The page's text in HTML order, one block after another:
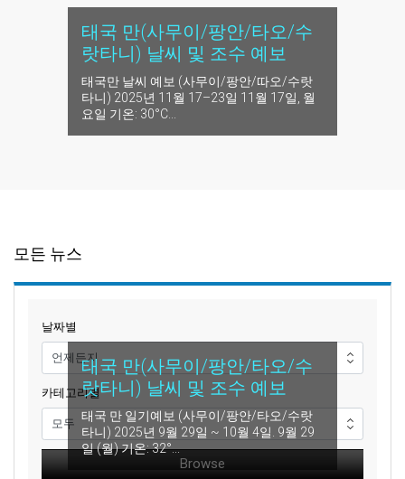
태국 만(사무이/팡안/타오/수
랏타니) 날씨 및 조수 예보
태국만 날씨 예보 (사무이/팡안/따오/수랏
타니) 2025년 11월 17–23일 11월 17일, 월
요일 기온: 30°C...
태국 만(사무이/팡안/타오/수
랏타니) 날씨 및 조수 예보
태국 만 일기예보 (사무이/팡안/타오/수랏
타니) 2025년 9월 29일 ~ 10월 4일. 9월 29
일 (월) 기온: 32°...
모든 뉴스
날짜별
카테고리별